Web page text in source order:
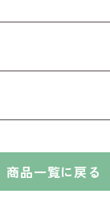
商品一覧に戻る